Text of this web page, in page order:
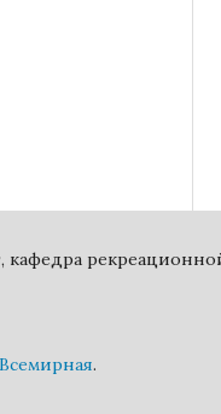
кафедра
.